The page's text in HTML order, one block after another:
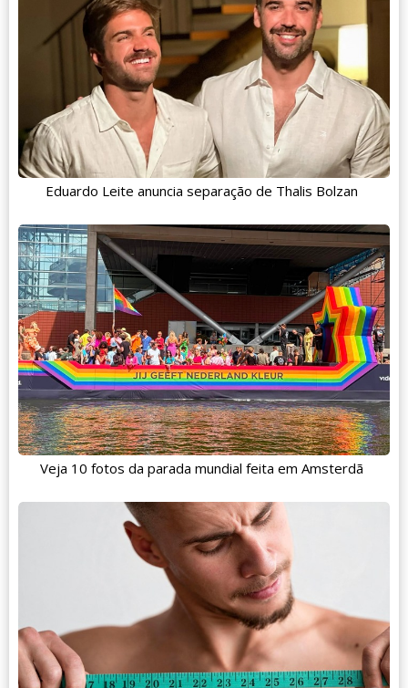
Eduardo Leite anuncia separação de Thalis Bolzan
Veja 10 fotos da parada mundial feita em Amsterdã